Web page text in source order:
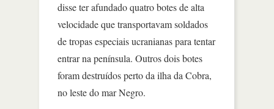
disse ter afundado quatro botes de alta
velocidade que transportavam soldados
de tropas especiais ucranianas para tentar
entrar na península. Outros dois botes
foram destruídos perto da ilha da Cobra,
no leste do mar Negro.